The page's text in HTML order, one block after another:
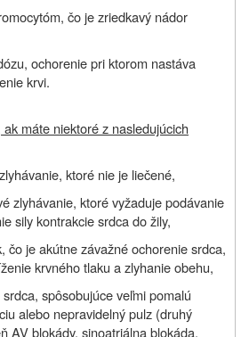
čo je zriedkavý nádor
ochorenie pri ktorom nastáva
krvi.
máte niektoré z nasledujúcich
ktoré nie je liečené,
zlyhávanie, ktoré vyžaduje podávanie
sily kontrakcie srdca do žily,
čo je akútne závažné ochorenie srdca,
krvného tlaku a zlyhanie obehu,
spôsobujúce veľmi pomalú
alebo nepravidelný pulz (druhý
AV blokády, sinoatriálna blokáda,